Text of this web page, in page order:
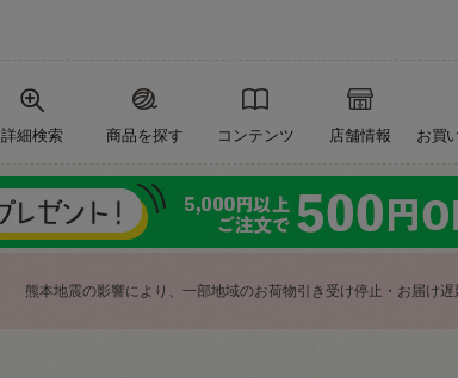
詳細検索 商品を探す コンテンツ 店舗情報 お買
熊本地震の影響により、一部地域のお荷物引き受け停止・お届け